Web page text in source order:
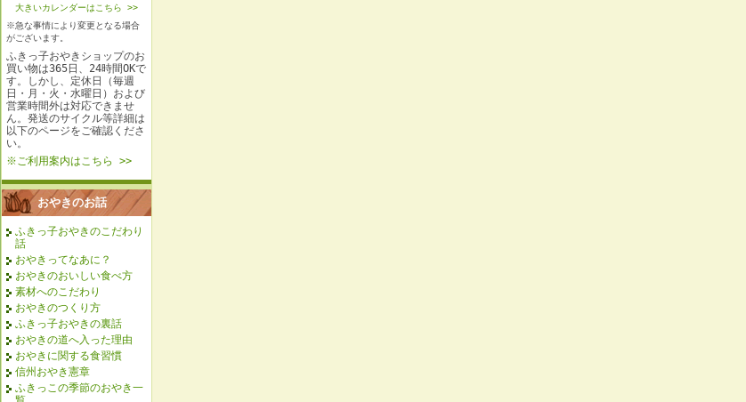
大きいカレンダーはこちら >>
※急な事情により変更となる場合
がございます。
ふきっ子おやきショップのお
買い物は365日、24時間OKで
す。しかし、定休日（毎週
日・月・火・水曜日）および
営業時間外は対応できませ
ん。発送のサイクル等詳細は
以下のページをご確認くださ
い。
※ご利用案内はこちら >>
おやきのお話
ふきっ子おやきのこだわり
話
おやきってなあに？
おやきのおいしい食べ方
素材へのこだわり
おやきのつくり方
ふきっ子おやきの裏話
おやきの道へ入った理由
おやきに関する食習慣
信州おやき憲章
ふきっこの季節のおやき一